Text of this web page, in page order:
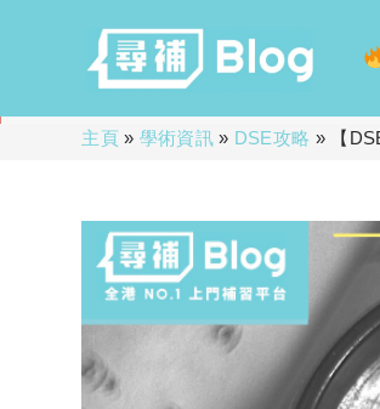
主頁» 學術資訊» DSE攻略 » 【